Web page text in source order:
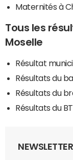
Maternités à
Tous les
Moselle
Résultat
Résultats du
Résultats du
Résultats du